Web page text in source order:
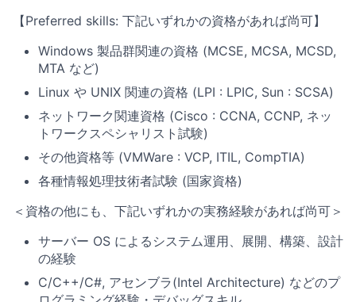
【Preferred skills: 下記いずれかの資格があれば尚可】
Windows 製品群関連の資格 (MCSE, MCSA, MCSD,
MTA など)
Linux や UNIX 関連の資格 (LPI : LPIC, Sun : SCSA)
ネットワーク関連資格 (Cisco : CCNA, CCNP, ネッ
トワークスペシャリスト試験)
その他資格等 (VMWare : VCP, ITIL, CompTIA)
各種情報処理技術者試験 (国家資格)
＜資格の他にも、下記いずれかの実務経験があれば尚可＞
サーバー OS によるシステム運用、展開、構築、設計
の経験
C/C++/C#, アセンブラ(Intel Architecture) などのプ